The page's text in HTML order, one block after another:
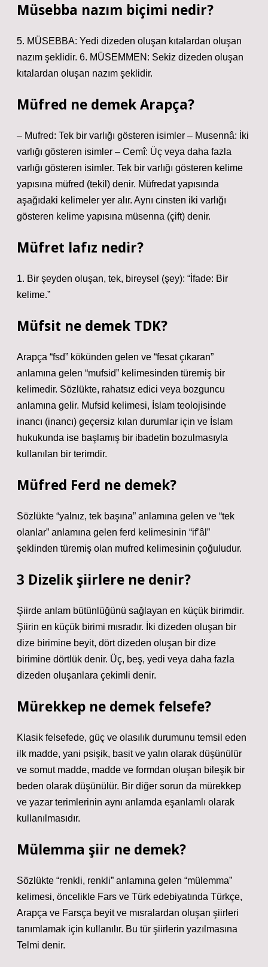
Müsebba nazım biçimi nedir?
5. MÜSEBBA: Yedi dizeden oluşan kıtalardan oluşan
nazım şeklidir. 6. MÜSEMMEN: Sekiz dizeden oluşan
kıtalardan oluşan nazım şeklidir.
Müfred ne demek Arapça?
– Mufred: Tek bir varlığı gösteren isimler – Musennâ: İki
varlığı gösteren isimler – Cemî: Üç veya daha fazla
varlığı gösteren isimler. Tek bir varlığı gösteren kelime
yapısına müfred (tekil) denir. Müfredat yapısında
aşağıdaki kelimeler yer alır. Aynı cinsten iki varlığı
gösteren kelime yapısına müsenna (çift) denir.
Müfret lafız nedir?
1. Bir şeyden oluşan, tek, bireysel (şey): “İfade: Bir
kelime.”
Müfsit ne demek TDK?
Arapça “fsd” kökünden gelen ve “fesat çıkaran”
anlamına gelen “mufsid” kelimesinden türemiş bir
kelimedir. Sözlükte, rahatsız edici veya bozguncu
anlamına gelir. Mufsid kelimesi, İslam teolojisinde
inancı (inancı) geçersiz kılan durumlar için ve İslam
hukukunda ise başlamış bir ibadetin bozulmasıyla
kullanılan bir terimdir.
Müfred Ferd ne demek?
Sözlükte “yalnız, tek başına” anlamına gelen ve “tek
olanlar” anlamına gelen ferd kelimesinin “if’âl”
şeklinden türemiş olan mufred kelimesinin çoğuludur.
3 Dizelik şiirlere ne denir?
Şiirde anlam bütünlüğünü sağlayan en küçük birimdir.
Şiirin en küçük birimi mısradır. İki dizeden oluşan bir
dize birimine beyit, dört dizeden oluşan bir dize
birimine dörtlük denir. Üç, beş, yedi veya daha fazla
dizeden oluşanlara çekimli denir.
Mürekkep ne demek felsefe?
Klasik felsefede, güç ve olasılık durumunu temsil eden
ilk madde, yani psişik, basit ve yalın olarak düşünülür
ve somut madde, madde ve formdan oluşan bileşik bir
beden olarak düşünülür. Bir diğer sorun da mürekkep
ve yazar terimlerinin aynı anlamda eşanlamlı olarak
kullanılmasıdır.
Mülemma şiir ne demek?
Sözlükte “renkli, renkli” anlamına gelen “mülemma”
kelimesi, öncelikle Fars ve Türk edebiyatında Türkçe,
Arapça ve Farsça beyit ve mısralardan oluşan şiirleri
tanımlamak için kullanılır. Bu tür şiirlerin yazılmasına
Telmi denir.